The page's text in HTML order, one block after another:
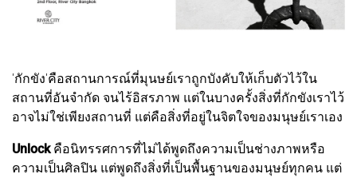
'กักขัง'คือสถานการณ์ที่มุนษย์เราถูกบังคับให้เก็บตัวไว้ใน
สถานที่อันจำกัด จนไร้อิสรภาพ แต่ในบางครั้งสิ่งที่กักขังเราไว้
อาจไม่ใช่เพียงสถานที่ แต่คือสิ่งที่อยู่ในจิตใจของมนุษย์เราเอง
Unlockคือนิทรรศการที่ไม่ได้พูดถึงความเป็นช่างภาพหรือ
ความเป็นศิลปิน แต่พูดถึงสิ่งที่เป็นพื้นฐานของมนุษย์ทุกคน แต่